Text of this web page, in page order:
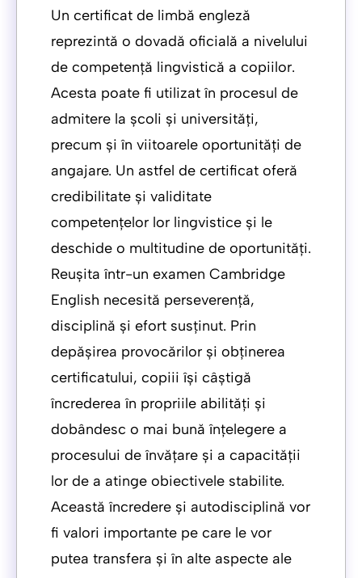
Un certificat de limbă engleză
reprezintă o dovadă oficială a nivelului
de competență lingvistică a copiilor.
Acesta poate fi utilizat în procesul de
admitere la școli și universități,
precum și în viitoarele oportunități de
angajare. Un astfel de certificat oferă
credibilitate și validitate
competențelor lor lingvistice și le
deschide o multitudine de oportunități.
Reușita într-un examen Cambridge
English necesită perseverență,
disciplină și efort susținut. Prin
depășirea provocărilor și obținerea
certificatului, copiii își câștigă
încrederea în propriile abilități și
dobândesc o mai bună înțelegere a
procesului de învățare și a capacității
lor de a atinge obiectivele stabilite.
Această încredere și autodisciplină vor
fi valori importante pe care le vor
putea transfera și în alte aspecte ale